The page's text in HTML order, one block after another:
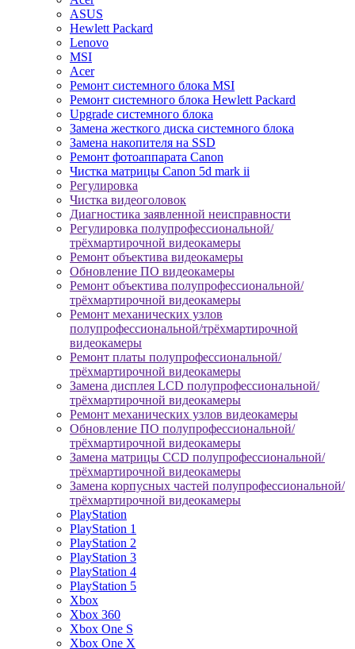
ASUS
Hewlett Packard
Lenovo
MSI
Acer
Ремонт системного блока MSI
Ремонт системного блока Hewlett Packard
Upgrade системного блока
Замена жесткого диска системного блока
Замена накопителя на SSD
Ремонт фотоаппарата Canon
Чистка матрицы Canon 5d mark ii
Регулировка
Чистка видеоголовок
Диагностика заявленной неисправности
Регулировка полупрофессиональной/
трёхмартирочной видеокамеры
Ремонт объектива видеокамеры
Обновление ПО видеокамеры
Ремонт объектива полупрофессиональной/
трёхмартирочной видеокамеры
Ремонт механических узлов
полупрофессиональной/трёхмартирочной
видеокамеры
Ремонт платы полупрофессиональной/
трёхмартирочной видеокамеры
Замена дисплея LCD полупрофессиональной/
трёхмартирочной видеокамеры
Ремонт механических узлов видеокамеры
Обновление ПО полупрофессиональной/
трёхмартирочной видеокамеры
Замена матрицы CCD полупрофессиональной/
трёхмартирочной видеокамеры
Замена корпусных частей полупрофессиональной/
трёхмартирочной видеокамеры
PlayStation
PlayStation 1
PlayStation 2
PlayStation 3
PlayStation 4
PlayStation 5
Xbox
Xbox 360
Xbox One S
Xbox One X